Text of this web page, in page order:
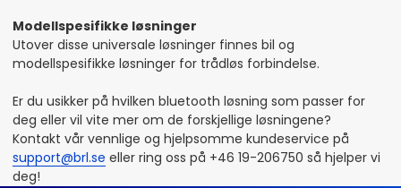
Modellspesifikke løsninger
Utover disse universale løsninger finnes bil og
modellspesifikke løsninger for trådløs forbindelse.
Er du usikker på hvilken bluetooth løsning som passer for
deg eller vil vite mer om de forskjellige løsningene?
Kontakt vår vennlige og hjelpsomme kundeservice på
support@brl.se eller ring oss på +46 19-206750 så hjelper vi
deg!